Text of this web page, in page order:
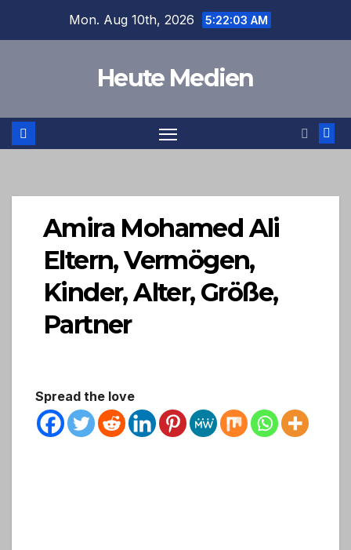
Mon. Aug 10th, 2026 5:22:03 AM
Heute Medien
Amira Mohamed Ali
Eltern, Vermögen,
Kinder, Alter, Größe,
Partner
Spread the love